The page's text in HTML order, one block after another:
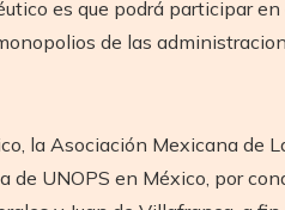
es que podrá participar
de las
la Asociación Mexicana de
UNOPS en México, por